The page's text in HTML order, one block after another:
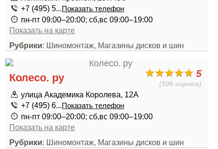
+7 (495) 5...Показать телефон
пн-пт 09:00–20:00; сб,вс 09:00–19:00
Показать на карте
Рубрики: Шиномонтаж, Магазины дисков и шин
5
(506 оценок)
Колесо. ру
улица Академика Королева, 12А
+7 (495) 6...Показать телефон
пн-пт 09:00–20:00; сб,вс 09:00–19:00
Показать на карте
Рубрики: Шиномонтаж, Магазины дисков и шин